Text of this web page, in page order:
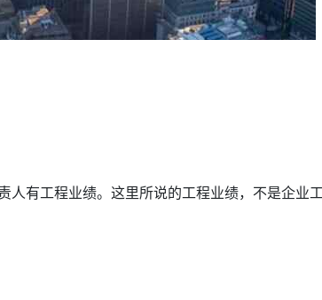
人有工程业绩。这里所说的工程业绩，不是企业